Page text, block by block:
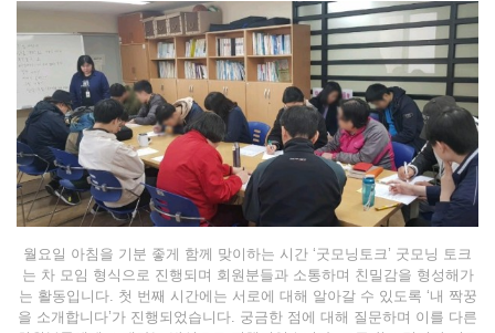
월요일 아침을 기분 좋게 함께 맞이하는 시간 ‘굿모닝토크’ 굿모닝 토크
는 차 모임 형식으로 진행되며 회원분들과 소통하며 친밀감을 형성해가
는 활동입니다. 첫 번째 시간에는 서로에 대해 알아갈 수 있도록 ‘내 짝꿍
을 소개합니다’가 진행되었습니다. 궁금한 점에 대해 질문하며 이를 다른